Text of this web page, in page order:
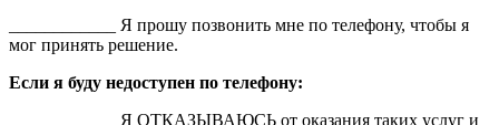
____________ Я прошу позвонить мне по телефону, чтобы я
мог принять решение.
Если я буду недоступен по телефону:
____________ Я ОТКАЗЫВАЮСЬ от оказания таких услуг и